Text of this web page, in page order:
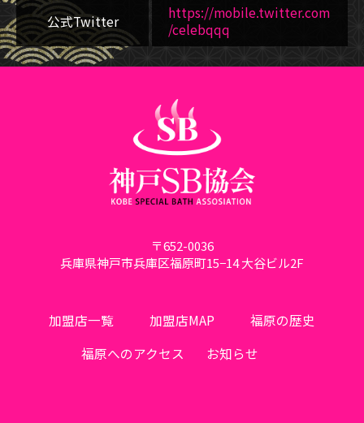
公式Twitter
https://mobile.twitter.com
/celebqqq
〒652-0036
兵庫県神戸市兵庫区福原町15−14 大谷ビル2F
加盟店一覧 加盟店MAP
福原の歴史
福原へのアクセス
お知らせ